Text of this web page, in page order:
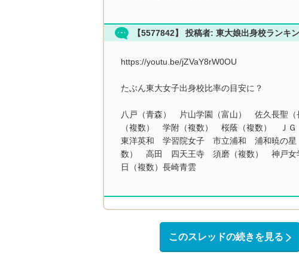
【5577842】 投稿者: 東大娘出身校ランキ
https://youtu.be/jZVaY8rW0OU
たぶん東大女子出身校比率の目安に？
八戸（青森） 片山学園（富山） 佐久長聖
（複数） 学附（複数） 桜蔭（複数）
東洋英和 学習院女子 市立浦和 浦和暁の
数） 高田 四天王寺 須磨（複数） 神戸女
日（複数）長崎青雲
このスレッドの続きを見る